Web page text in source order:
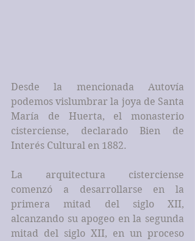
Desde la mencionada Autovía
podemos vislumbrar la joya de Santa
María de Huerta, el monasterio
cisterciense, declarado Bien de
Interés Cultural en 1882.
La arquitectura cisterciense
comenzó a desarrollarse en la
primera mitad del siglo XII,
alcanzando su apogeo en la segunda
mitad del siglo XII, en un proceso